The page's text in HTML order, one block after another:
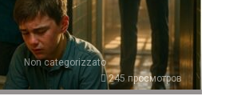
Non categorizzato
245 просмотров